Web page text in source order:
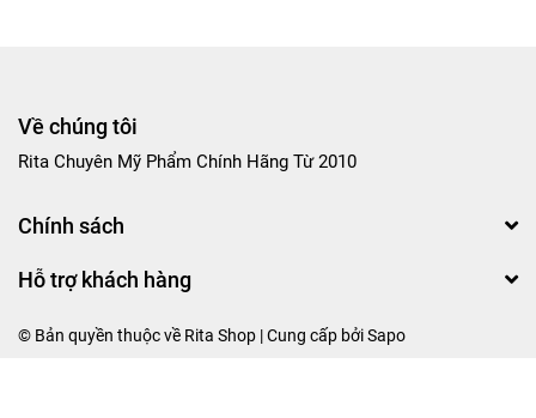
Về chúng tôi
Rita Chuyên Mỹ Phẩm Chính Hãng Từ 2010
Chính sách
Hỗ trợ khách hàng
© Bản quyền thuộc về Rita Shop | Cung cấp bởiSapo